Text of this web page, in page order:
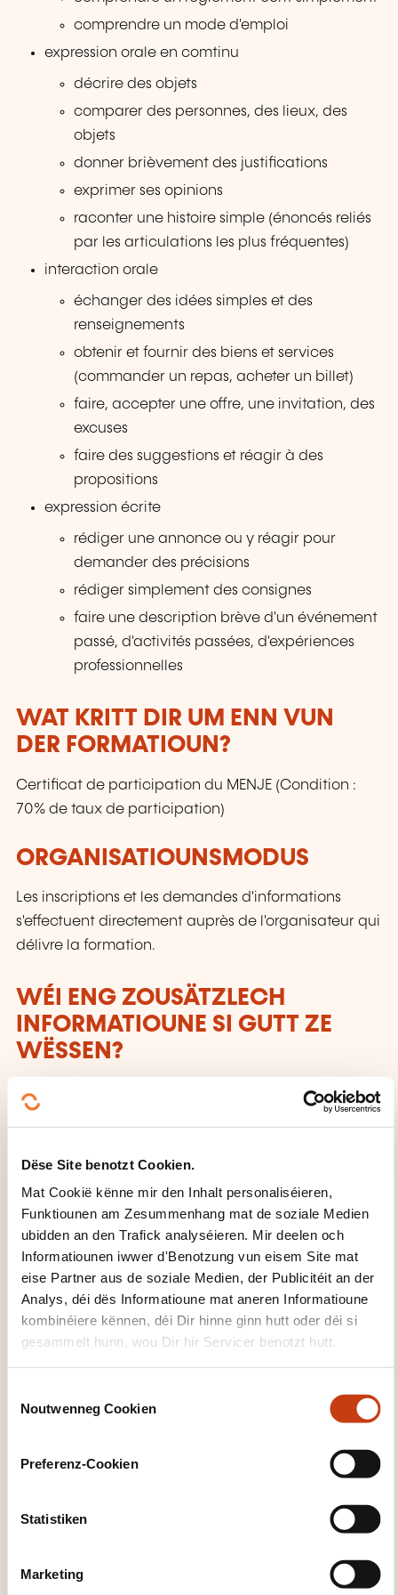
Dëse Site benotzt Cookien.
Mat Cookië kënne mir den Inhalt personaliséieren,
Funktiounen am Zesummenhang mat de soziale Medien
ubidden an den Trafick analyséieren. Mir deelen och
Informatiounen iwwer d'Benotzung vun eisem Site mat
eise Partner aus de soziale Medien, der Publicitéit an der
Analys, déi dës Informatioune mat aneren Informatioune
kombinéiere kënnen, déi Dir hinne ginn hutt oder déi si
gesammelt hunn, wou Dir hir Servicer benotzt hutt.
Noutwenneg Cookien
Preferenz-Cookien
Statistiken
Marketing
comprendre un mode d'emploi
expression orale en comtinu
décrire des objets
comparer des personnes, des lieux, des
objets
donner brièvement des justifications
exprimer ses opinions
raconter une histoire simple (énoncés reliés
par les articulations les plus fréquentes)
interaction orale
échanger des idées simples et des
renseignements
obtenir et fournir des biens et services
(commander un repas, acheter un billet)
faire, accepter une offre, une invitation, des
excuses
faire des suggestions et réagir à des
propositions
expression écrite
rédiger une annonce ou y réagir pour
demander des précisions
rédiger simplement des consignes
faire une description brève d'un événement
passé, d'activités passées, d'expériences
professionnelles
WAT KRITT DIR UM ENN VUN
DER FORMATIOUN?
Certificat de participation du MENJE (Condition :
70% de taux de participation)
ORGANISATIOUNSMODUS
Les inscriptions et les demandes d'informations
s'effectuent directement auprès de l'organisateur qui
délivre la formation.
WÉI ENG ZOUSÄTZLECH
INFORMATIOUNE SI GUTT ZE
WËSSEN?
accessible aux personnes à mobilité réduite
SCHWÄTZE MIR?
Jiddereen, deen dëse Niveau erreecht huet:
Kann eenzel Sätz an oft benotzten Ausdréck
verstoen, déi mat direkte Prioritéitsberäicher ze
dinn hunn (zum Beispill einfach Informatiounen
iwwer d'Persoun
oder d'Famill, Akafen, not Ëmfeld, Aarbecht). Ka
sech an einfachen a gewinnte Situatioune
einfachen an direkten
bekannten a gewinnte Sujeten néideg ass. Ka
direkt Ëmfeld a Saachen
beschreiwen.